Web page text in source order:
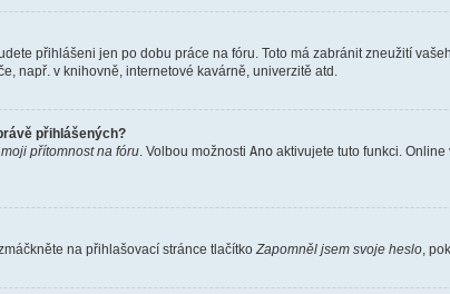
přihlášeni jen po dobu práce na fóru. Toto má zabránit zneužití
např. v knihovně, internetové kavárně, univerzitě atd.
přihlášených?
přítomnost na fóru. Volbou možnosti Ano aktivujete tuto funkci.
na přihlašovací stránce tlačítkoZapomněl jsem svoje heslo,